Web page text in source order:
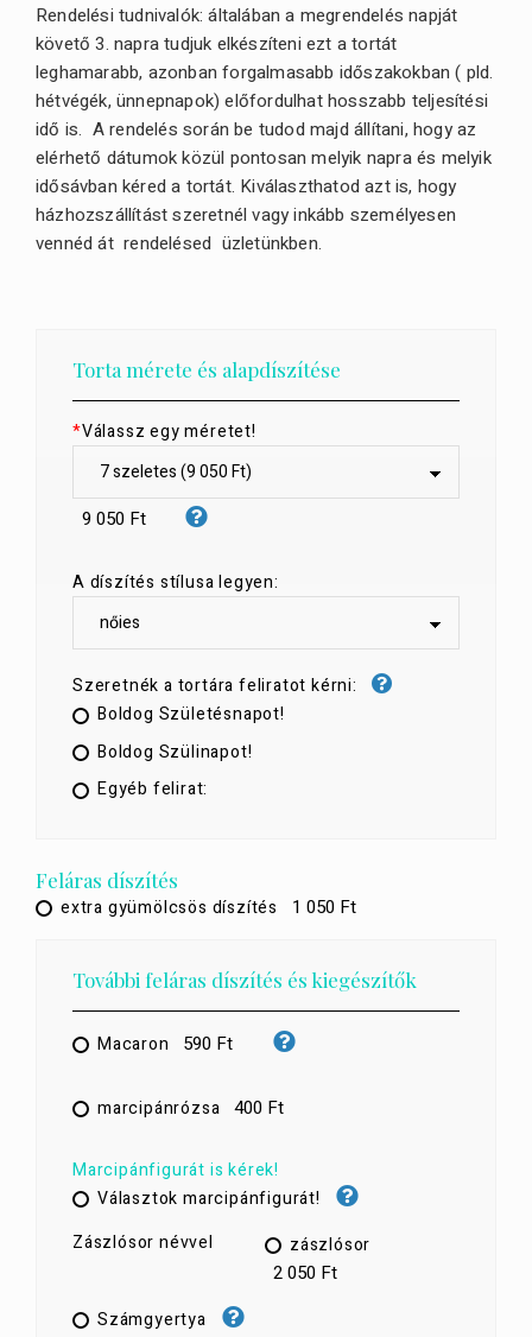
Rendelési tudnivalók: általában a megrendelés napját
követő 3. napra tudjuk elkészíteni ezt a tortát
leghamarabb, azonban forgalmasabb időszakokban ( pld.
hétvégék, ünnepnapok) előfordulhat hosszabb teljesítési
idő is. A rendelés során be tudod majd állítani, hogy az
elérhető dátumok közül pontosan melyik napra és melyik
idősávban kéred a tortát. Kiválaszthatod azt is, hogy
házhozszállítást szeretnél vagy inkább személyesen
vennéd át rendelésed üzletünkben.
Torta mérete és alapdíszítése
*Válassz egy méretet!
9 050 Ft
A díszítés stílusa legyen:
Szeretnék a tortára feliratot kérni:
Boldog Születésnapot!
Boldog Szülinapot!
Egyéb felirat:
Feláras díszítés
extra gyümölcsös díszítés 1 050 Ft
További feláras díszítés és kiegészítők
Macaron 590 Ft
marcipánrózsa 400 Ft
Marcipánfigurát is kérek!
Választok marcipánfigurát!
Zászlósor névvel
zászlósor
2 050 Ft
Számgyertya